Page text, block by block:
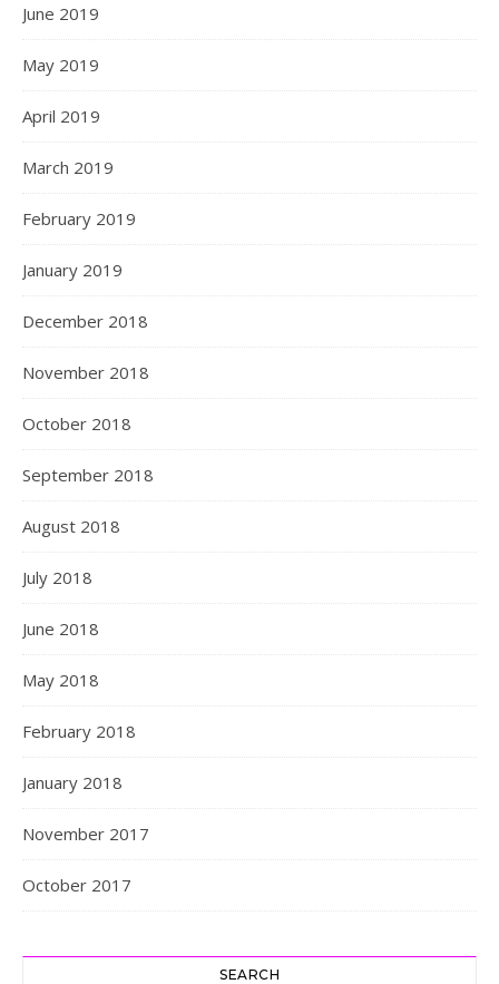
June 2019
May 2019
April 2019
March 2019
February 2019
January 2019
December 2018
November 2018
October 2018
September 2018
August 2018
July 2018
June 2018
May 2018
February 2018
January 2018
November 2017
October 2017
SEARCH